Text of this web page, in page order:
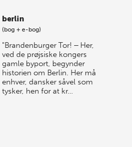
berlin
(bog + e-bog)
"Brandenburger Tor! ‒ Her,
ved de prøjsiske kongers
gamle byport, begynder
historien om Berlin. Her må
enhver, dansker såvel som
tysker, hen for at kr…